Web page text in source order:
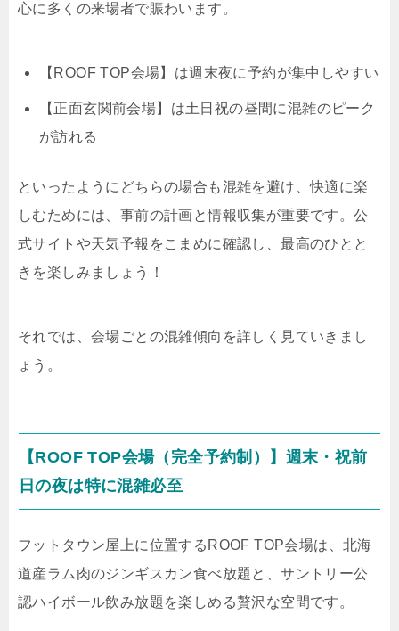
心に多くの来場者で賑わいます。
【ROOF TOP会場】は週末夜に予約が集中しやすい
【正面玄関前会場】は土日祝の昼間に混雑のピーク
が訪れる
といったようにどちらの場合も混雑を避け、快適に楽
しむためには、事前の計画と情報収集が重要です。公
式サイトや天気予報をこまめに確認し、最高のひとと
きを楽しみましょう！
それでは、会場ごとの混雑傾向を詳しく見ていきまし
ょう。
【ROOF TOP会場（完全予約制）】週末・祝前
日の夜は特に混雑必至
フットタウン屋上に位置するROOF TOP会場は、北海
道産ラム肉のジンギスカン食べ放題と、サントリー公
認ハイボール飲み放題を楽しめる贅沢な空間です。